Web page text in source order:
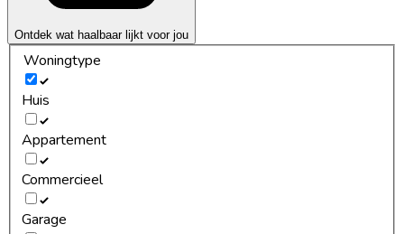
Ontdek wat haalbaar lijkt voor jou
Woningtype
Huis
Appartement
Commercieel
Garage